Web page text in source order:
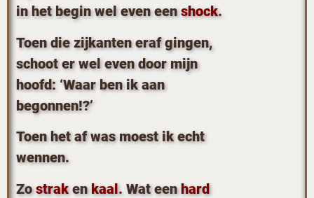
in het begin wel even eenshock.
Toen die zijkanten eraf gingen,
schoot er wel even door mijn
hoofd: ‘Waar ben ik aan
begonnen!?’
Toen het af was moest ik echt
wennen.
Zostrakenkaal. Wat eenhard